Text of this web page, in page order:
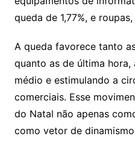
queda de 1,77%, e roupas,
A queda favorece tanto
quanto as de última
médio e estimulando a
comerciais. Esse
do Natal não apenas
como vetor de